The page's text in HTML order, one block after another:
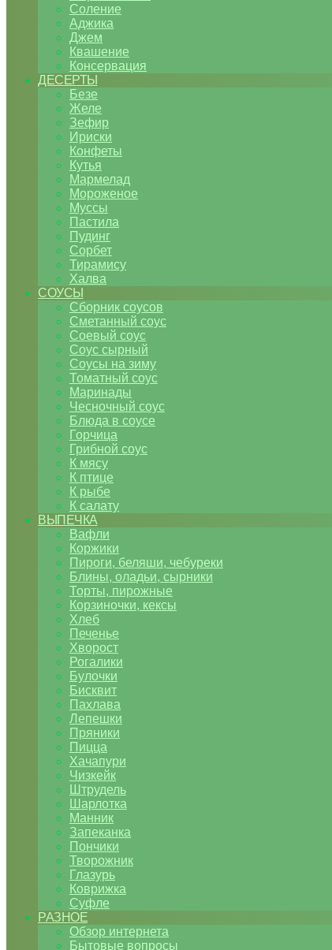
Соление
Аджика
Джем
Квашение
Консервация
ДЕСЕРТЫ
Безе
Желе
Зефир
Ириски
Конфеты
Кутья
Мармелад
Мороженое
Муссы
Пастила
Пудинг
Сорбет
Тирамису
Халва
СОУСЫ
Сборник соусов
Сметанный соус
Соевый соус
Соус сырный
Соусы на зиму
Томатный соус
Маринады
Чесночный соус
Блюда в соусе
Горчица
Грибной соус
К мясу
К птице
К рыбе
К салату
ВЫПЕЧКА
Вафли
Коржики
Пироги, беляши, чебуреки
Блины, оладьи, сырники
Торты, пирожные
Корзиночки, кексы
Хлеб
Печенье
Хворост
Рогалики
Булочки
Бисквит
Пахлава
Лепешки
Пряники
Пицца
Хачапури
Чизкейк
Штрудель
Шарлотка
Манник
Запеканка
Пончики
Творожник
Глазурь
Коврижка
Суфле
РАЗНОЕ
Обзор интернета
Бытовые вопросы